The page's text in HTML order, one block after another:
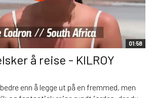
01:58
å reise - KILROY
enn å legge ut på en fremmed, men